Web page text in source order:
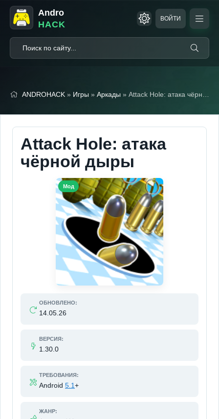
Andro
HACK
ВОЙТИ
ANDROHACK » Игры » Аркады » Attack Hole: атака чёрной дыры (Мод, Много денег)
Attack Hole: атака
чёрной дыры
ОБНОВЛЕНО:
14.05.26
ВЕРСИЯ:
1.30.0
ТРЕБОВАНИЯ:
Android 5.1+
ЖАНР:
Мод